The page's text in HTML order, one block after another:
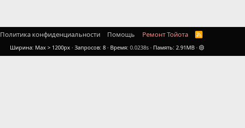
Политика конфиденциальности Помощь Ремонт Тойота
R
S
Ширина Запросов 8 Время 0.0238s Память 2.91MB